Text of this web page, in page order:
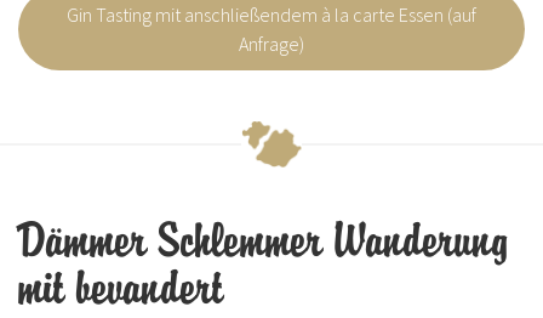
Gin Tasting mit anschließendem à la carte Essen (auf
Anfrage)
Dämmer Schlemmer Wanderung
mit bevandert